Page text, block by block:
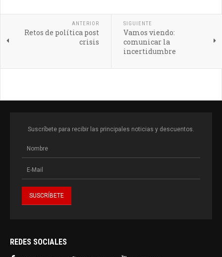
ANTERIOR
Retos de política post
crisis
SIGUIENTE
Vamos viendo:
comunicar la
incertidumbre
Suscríbete para recibir las principales noticias y descuentos.
REDES SOCIALES